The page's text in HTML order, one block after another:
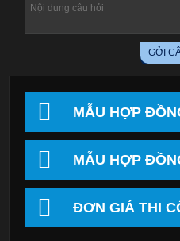
MẪU HỢP
MẪU HỢP
ĐƠN GIÁ THI